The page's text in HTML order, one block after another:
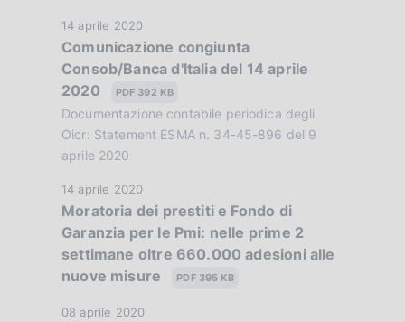
n
e
:
:
c
a
z
i
n
:
b
l
i
c
a
z
i
o
n
e
:
:
D
a
t
a
P
u
b
i
c
a
z
i
14 aprile 2020
Comunicazione congiunta
Consob/Banca d'Italia del 14 aprile
2020
PDF 392 KB
Documentazione contabile periodica degli
Oicr: Statement ESMA n. 34-45-896 del 9
aprile 2020
D
a
t
a
P
b
14 aprile 2020
Moratoria dei prestiti e Fondo di
Garanzia per le Pmi: nelle prime 2
settimane oltre 660.000 adesioni alle
nuove misure
PDF 395 KB
D
08 aprile 2020